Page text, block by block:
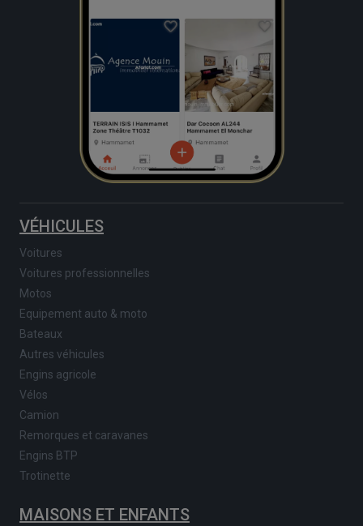
VÉHICULES
Voitures
Voitures professionnelles
Motos
Equipement auto & moto
Bateaux
Autres véhicules
Engins agricole
Vélos
Camion
Remorques et caravanes
Engins BTP
Trotinette
MAISONS ET ENFANTS